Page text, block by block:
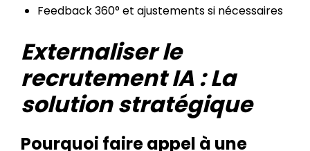
Feedback 360° et ajustements si nécessaires
Externaliser le
recrutement IA : La
solution stratégique
Pourquoi faire appel à une